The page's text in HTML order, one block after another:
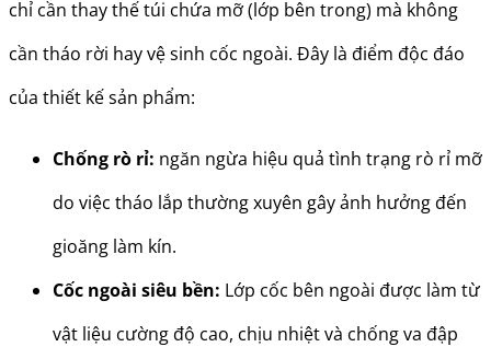
chỉ cần thay thế túi chứa mỡ (lớp bên trong) mà không
cần tháo rời hay vệ sinh cốc ngoài. Đây là điểm độc đáo
của thiết kế sản phẩm:
Chống rò rỉ: ngăn ngừa hiệu quả tình trạng rò rỉ mỡ
do việc tháo lắp thường xuyên gây ảnh hưởng đến
gioăng làm kín.
Cốc ngoài siêu bền: Lớp cốc bên ngoài được làm từ
vật liệu cường độ cao, chịu nhiệt và chống va đập